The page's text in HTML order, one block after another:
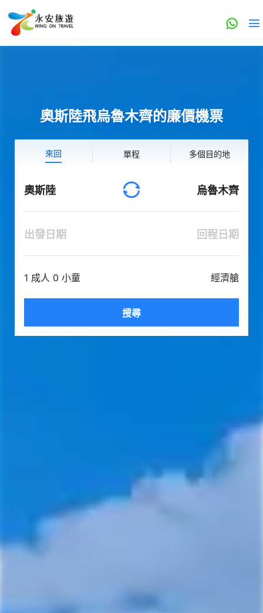
奧斯陸飛烏魯木齊的廉價機票
來回 單程 多個目的地
奧斯陸 烏魯木齊
出發日期 回程日期
1 成人 0 小童 經濟艙
搜尋